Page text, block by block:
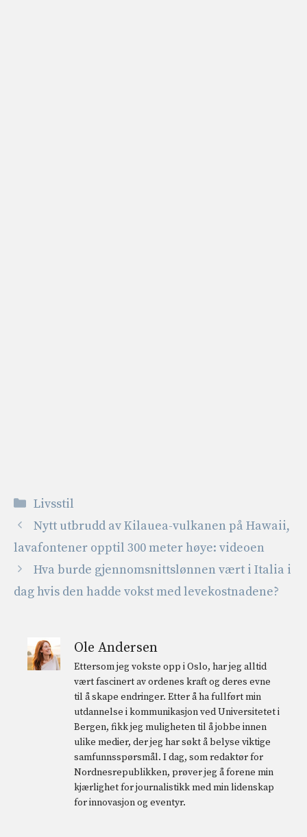
Kategorier
Livsstil
Nytt utbrudd av Kilauea-vulkanen på Hawaii,
lavafontener opptil 300 meter høye: videoen
Hva burde gjennomsnittslønnen vært i Italia i
dag hvis den hadde vokst med levekostnadene?
Ole Andersen
Ettersom jeg vokste opp i Oslo, har jeg alltid
vært fascinert av ordenes kraft og deres evne
til å skape endringer. Etter å ha fullført min
utdannelse i kommunikasjon ved Universitetet i
Bergen, fikk jeg muligheten til å jobbe innen
ulike medier, der jeg har søkt å belyse viktige
samfunnsspørsmål. I dag, som redaktør for
Nordnesrepublikken, prøver jeg å forene min
kjærlighet for journalistikk med min lidenskap
for innovasjon og eventyr.